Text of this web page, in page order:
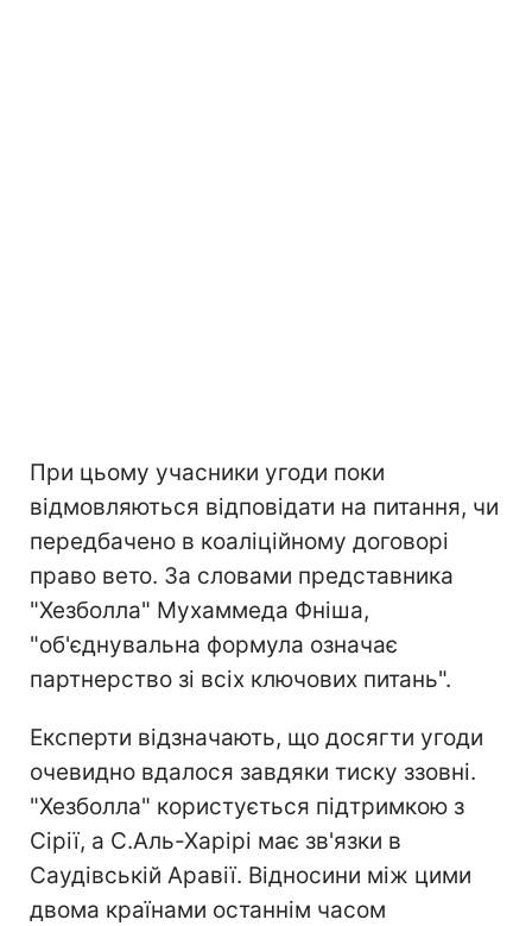
При цьому учасники угоди поки
відмовляються відповідати на питання, чи
передбачено в коаліційному договорі
право вето. За словами представника
"Хезболла" Мухаммеда Фніша,
"об'єднувальна формула означає
партнерство зі всіх ключових питань".
Експерти відзначають, що досягти угоди
очевидно вдалося завдяки тиску ззовні.
"Хезболла" користується підтримкою з
Сірії, а С.Аль-Харірі має зв'язки в
Саудівській Аравії. Відносини між цими
двома країнами останнім часом